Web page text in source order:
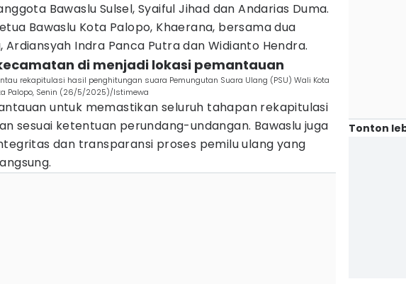
Bawaslu Sulsel, Syaiful Jihad dan Andarias Duma.
Bawaslu Kota Palopo, Khaerana, bersama dua
Ardiansyah Indra Panca Putra dan Widianto Hendra.
di menjadi lokasi pemantauan
rekapitulasi hasil penghitungan suara Pemungutan Suara Ulang (PSU) Wali Kota
Palopo, Senin (26/5/2025)/Istimewa
untuk memastikan seluruh tahapan rekapitulasi
sesuai ketentuan perundang-undangan. Bawaslu juga
dan transparansi proses pemilu ulang yang
Tonton